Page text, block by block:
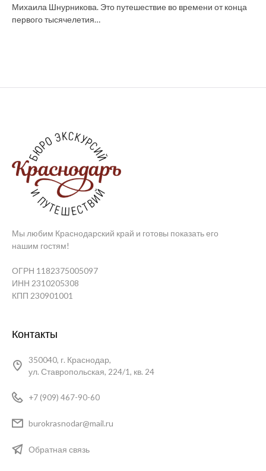
Михаила Шнурникова. Это путешествие во времени от конца
первого тысячелетия…
Мы любим Краснодарский край и готовы показать его
нашим гостям!
ОГРН 1182375005097
ИНН 2310205308
КПП 230901001
Контакты
350040, г. Краснодар,
ул. Ставропольская, 224/1, кв. 24
+7 (909) 467-90-60
burokrasnodar@mail.ru
Обратная связь